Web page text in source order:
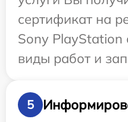
сертификат на
Sony PlayStation
виды работ и
5